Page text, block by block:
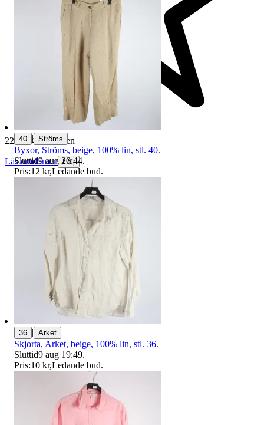
229 504 omdömen
Läs omdömen Följ
40 | Ströms
Byxor, Ströms, beige, 100% lin, stl. 40.
Sluttid9 aug 20:44.
Pris:12 kr,Ledande bud.
36 | Arket
Skjorta, Arket, beige, 100% lin, stl. 36.
Sluttid9 aug 19:49.
Pris:10 kr,Ledande bud.